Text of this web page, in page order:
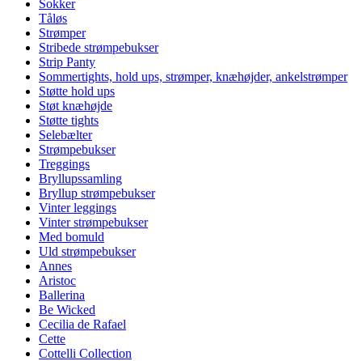
Sokker
Tåløs
Strømper
Stribede strømpebukser
Strip Panty
Sommertights, hold ups, strømper, knæhøjder, ankelstrømper
Støtte hold ups
Støt knæhøjde
Støtte tights
Selebælter
Strømpebukser
Treggings
Bryllupssamling
Bryllup strømpebukser
Vinter leggings
Vinter strømpebukser
Med bomuld
Uld strømpebukser
Annes
Aristoc
Ballerina
Be Wicked
Cecilia de Rafael
Cette
Cottelli Collection